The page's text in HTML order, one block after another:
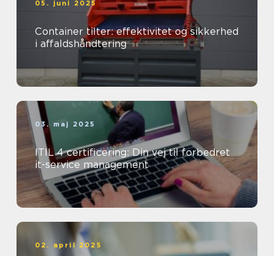
05. juni 2025
Container tilter: effektivitet og sikkerhed
i affaldshåndtering
03. maj 2025
ITIL 4 certificering: Din vej til forbedret
it-service management
02. april 2025